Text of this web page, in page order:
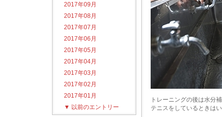
2017年09月
2017年08月
2017年07月
2017年06月
2017年05月
2017年04月
2017年03月
2017年02月
2017年01月
▼ 以前のエントリー
トレーニングの後は水分
テニスをしているときは